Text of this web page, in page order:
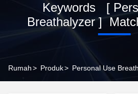
Keywords [
Breathalyzer ]
Rumah> Produk>